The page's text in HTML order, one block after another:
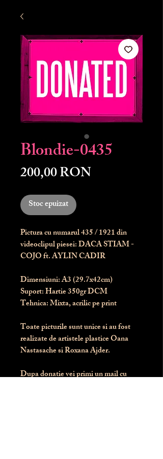
Blondie-0435
200,00 RONPreț
Stoc epuizat
Pictura cu numarul435/ 1921 din
videoclipul piesei: DACA STIAM -
COJO ft. AYLIN CADIR
Dimensiuni: A3 (29.7x42cm)
Suport: Hartie 350gr DCM
Tehnica: Mixta, acrilic pe print
Toate picturile sunt unice si au fost
realizate de artistele plastice Oana
Nastasache si Roxana Ajder.
Dupa donatie vei primi un mail cu